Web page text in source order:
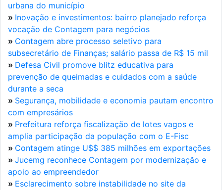
urbana do município
» Inovação e investimentos: bairro planejado reforça
vocação de Contagem para negócios
» Contagem abre processo seletivo para
subsecretário de Finanças; salário passa de R$ 15 mil
» Defesa Civil promove blitz educativa para
prevenção de queimadas e cuidados com a saúde
durante a seca
» Segurança, mobilidade e economia pautam encontro
com empresários
» Prefeitura reforça fiscalização de lotes vagos e
amplia participação da população com o E-Fisc
» Contagem atinge U$$ 385 milhões em exportações
» Jucemg reconhece Contagem por modernização e
apoio ao empreendedor
» Esclarecimento sobre instabilidade no site da